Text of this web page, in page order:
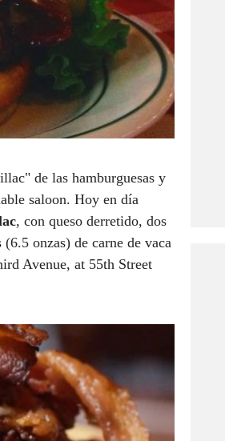
de las hamburguesas y
saloon. Hoy en día
, con queso derretido, dos
onzas) de carne de vaca
Avenue, at 55th Street